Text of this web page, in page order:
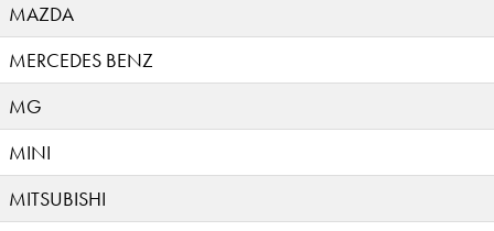
MAZDA
MERCEDES BENZ
MG
MINI
MITSUBISHI